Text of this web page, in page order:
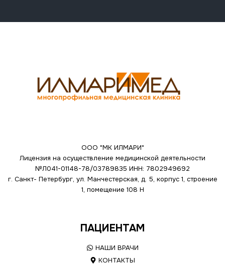
ООО "МК ИЛМАРИ"
Лицензия на осуществление медицинской деятельности
№Л041-01148-78/03789835 ИНН: 7802949692
г. Санкт- Петербург, ул. Манчестерская, д. 5, корпус 1, строение
1, помещение 108 Н
ПАЦИЕНТАМ
НАШИ ВРАЧИ
КОНТАКТЫ